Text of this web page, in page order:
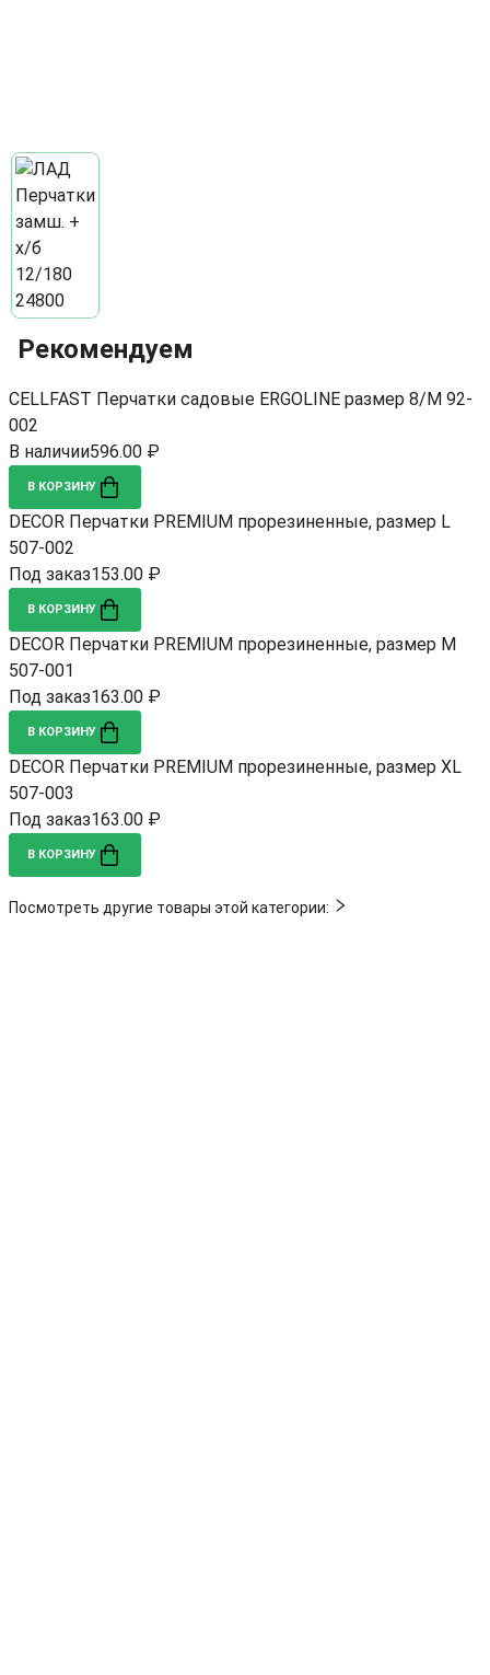
Рекомендуем
CELLFAST Перчатки садовые ERGOLINE размер 8/M 92-
002
В наличии596.00 ₽
В КОРЗИНУ
DECOR Перчатки PREMIUM прорезиненные, размер L
507-002
Под заказ153.00 ₽
В КОРЗИНУ
DECOR Перчатки PREMIUM прорезиненные, размер M
507-001
Под заказ163.00 ₽
В КОРЗИНУ
DECOR Перчатки PREMIUM прорезиненные, размер XL
507-003
Под заказ163.00 ₽
В КОРЗИНУ
Посмотреть другие товары этой категории: